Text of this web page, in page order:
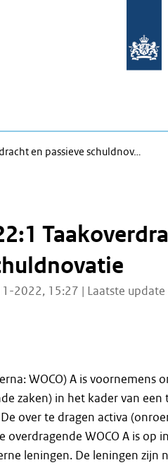
en passieve schuldnov…
2022, 15:27 | Laatste
WOCO) A is voornemens
zaken) in het kader van een
De over te dragen activa
overdragende WOCO A is op
leningen. De leningen zijn